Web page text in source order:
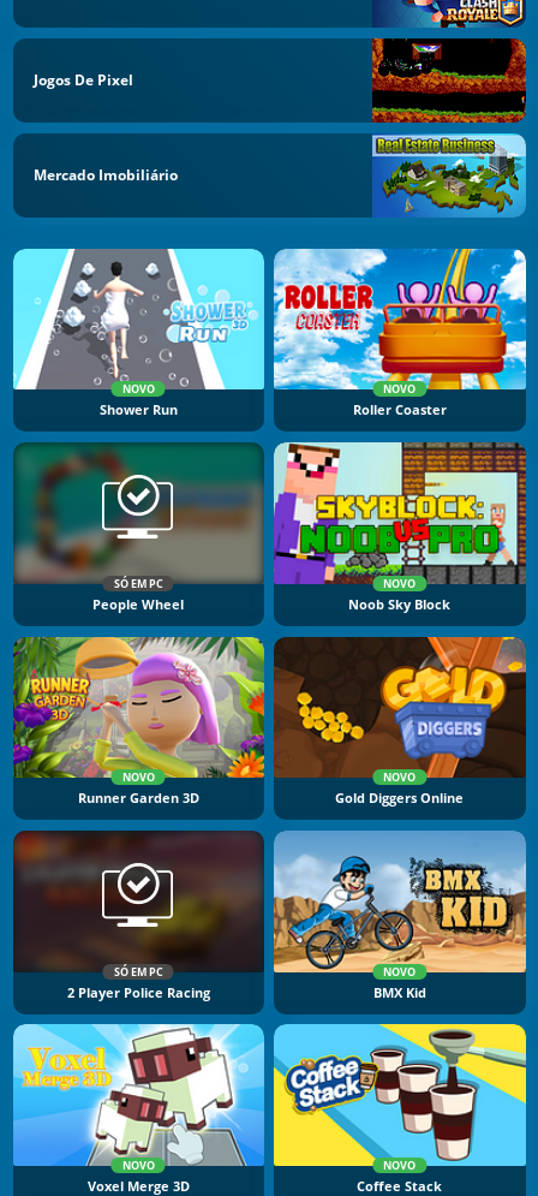
Jogos De Pixel
Mercado Imobiliário
NOVO
Shower Run
NOVO
Roller Coaster
SÓ EM PC
People Wheel
NOVO
Noob Sky Block
NOVO
Runner Garden 3D
NOVO
Gold Diggers Online
SÓ EM PC
2 Player Police Racing
NOVO
BMX Kid
NOVO
Voxel Merge 3D
NOVO
Coffee Stack